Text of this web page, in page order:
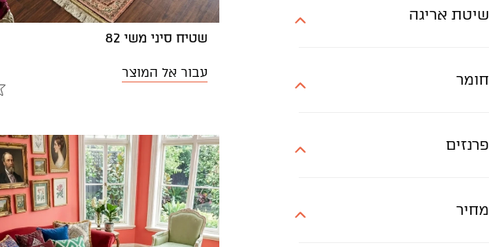
שיטת אריגה
חומר
פרנזים
מחיר
שטיח סיני משי 82
עבור אל המוצר